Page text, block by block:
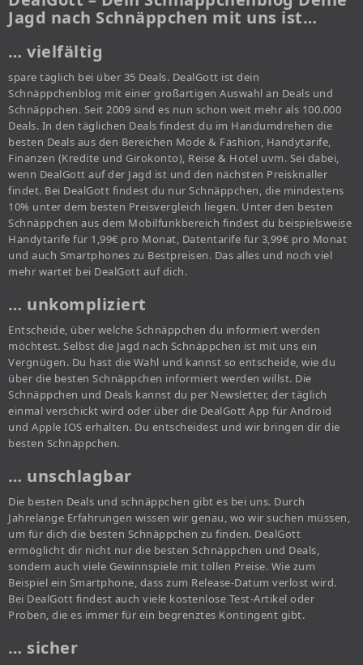
Jagd nach Schnäppchen mit uns ist…
… vielfältig
spare täglich bei über 35 Deals. DealGott ist dein
Schnäppchenblog mit einer großartigen Auswahl an Deals und
Schnäppchen. Seit 2009 sind es nun schon weit mehr als 100.000
Deals. In den täglichen Deals findest du im Handumdrehen die
besten Deals aus den Bereichen Mode & Fashion, Handytarife,
Finanzen (Kredite und Girokonto), Reise & Hotel uvm. Sei dabei,
wenn DealGott auf der Jagd ist und den nächsten Preisknaller
findet. Bei DealGott findest du nur Schnäppchen, die mindestens
10% unter dem besten Preisvergleich liegen. Unter den besten
Schnäppchen aus dem Mobilfunkbereich findest du beispielsweise
Handytarife für 1,99€ pro Monat, Datentarife für 3,99€ pro Monat
und auch Smartphones zu Bestpreisen. Das alles und noch viel
mehr wartet bei DealGott auf dich.
… unkompliziert
Entscheide, über welche Schnäppchen du informiert werden
möchtest. Selbst die Jagd nach Schnäppchen ist mit uns ein
Vergnügen. Du hast die Wahl und kannst so entscheide, wie du
über die besten Schnäppchen informiert werden willst. Die
Schnäppchen und Deals kannst du per Newsletter, der täglich
einmal verschickt wird oder über die DealGott App für Android
und Apple IOS erhalten. Du entscheidest und wir bringen dir die
besten Schnäppchen.
… unschlagbar
Die besten Deals und schnäppchen gibt es bei uns. Durch
Jahrelange Erfahrungen wissen wir genau, wo wir suchen müssen,
um für dich die besten Schnäppchen zu finden. DealGott
ermöglicht dir nicht nur die besten Schnäppchen und Deals,
sondern auch viele Gewinnspiele mit tollen Preise. Wie zum
Beispiel ein Smartphone, dass zum Release-Datum verlost wird.
Bei DealGott findest auch viele kostenlose Test-Artikel oder
Proben, die es immer für ein begrenztes Kontingent gibt.
… sicher